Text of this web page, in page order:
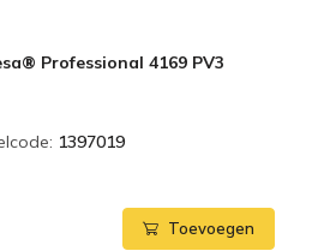
Professional 4169 PV3
1397019
Toevoegen